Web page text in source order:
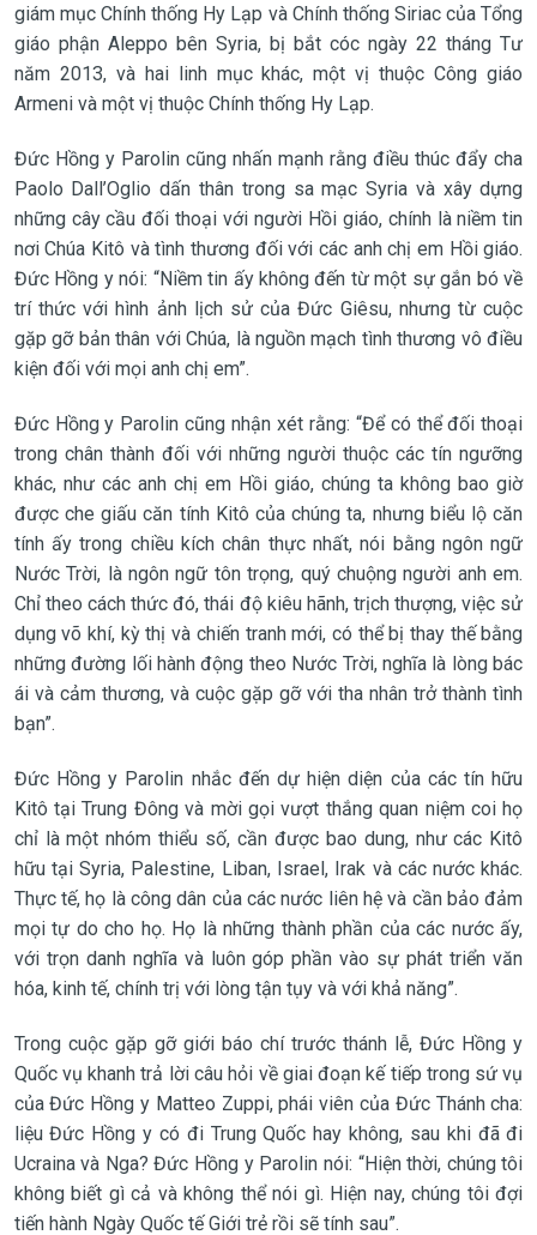
giám mục Chính thống Hy Lạp và Chính thống Siriac của Tổng
giáo phận Aleppo bên Syria, bị bắt cóc ngày 22 tháng Tư
năm 2013, và hai linh mục khác, một vị thuộc Công giáo
Armeni và một vị thuộc Chính thống Hy Lạp.
Đức Hồng y Parolin cũng nhấn mạnh rằng điều thúc đẩy cha
Paolo Dall’Oglio dấn thân trong sa mạc Syria và xây dựng
những cây cầu đối thoại với người Hồi giáo, chính là niềm tin
nơi Chúa Kitô và tình thương đối với các anh chị em Hồi giáo.
Đức Hồng y nói: “Niềm tin ấy không đến từ một sự gắn bó về
trí thức với hình ảnh lịch sử của Đức Giêsu, nhưng từ cuộc
gặp gỡ bản thân với Chúa, là nguồn mạch tình thương vô điều
kiện đối với mọi anh chị em”.
Đức Hồng y Parolin cũng nhận xét rằng: “Để có thể đối thoại
trong chân thành đối với những người thuộc các tín ngưỡng
khác, như các anh chị em Hồi giáo, chúng ta không bao giờ
được che giấu căn tính Kitô của chúng ta, nhưng biểu lộ căn
tính ấy trong chiều kích chân thực nhất, nói bằng ngôn ngữ
Nước Trời, là ngôn ngữ tôn trọng, quý chuộng người anh em.
Chỉ theo cách thức đó, thái độ kiêu hãnh, trịch thượng, việc sử
dụng võ khí, kỳ thị và chiến tranh mới, có thể bị thay thế bằng
những đường lối hành động theo Nước Trời, nghĩa là lòng bác
ái và cảm thương, và cuộc gặp gỡ với tha nhân trở thành tình
bạn”.
Đức Hồng y Parolin nhắc đến dự hiện diện của các tín hữu
Kitô tại Trung Đông và mời gọi vượt thắng quan niệm coi họ
chỉ là một nhóm thiểu số, cần được bao dung, như các Kitô
hữu tại Syria, Palestine, Liban, Israel, Irak và các nước khác.
Thực tế, họ là công dân của các nước liên hệ và cần bảo đảm
mọi tự do cho họ. Họ là những thành phần của các nước ấy,
với trọn danh nghĩa và luôn góp phần vào sự phát triển văn
hóa, kinh tế, chính trị với lòng tận tụy và với khả năng”.
Trong cuộc gặp gỡ giới báo chí trước thánh lễ, Đức Hồng y
Quốc vụ khanh trả lời câu hỏi về giai đoạn kế tiếp trong sứ vụ
của Đức Hồng y Matteo Zuppi, phái viên của Đức Thánh cha:
liệu Đức Hồng y có đi Trung Quốc hay không, sau khi đã đi
Ucraina và Nga? Đức Hồng y Parolin nói: “Hiện thời, chúng tôi
không biết gì cả và không thể nói gì. Hiện nay, chúng tôi đợi
tiến hành Ngày Quốc tế Giới trẻ rồi sẽ tính sau”.